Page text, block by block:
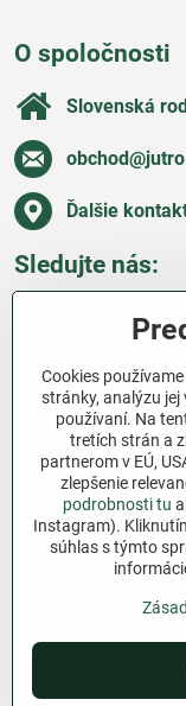
O spoločnosti
Slovenská
Ďalšie
Sledujte nás:
Všetko o
Ďakujeme za
Sme
vďaka vám –
lásku k pôde​.
pokračovať v
Predvoľby
Cookies
stránky, analýzu
používaní. Na
tretích strán a
partnerom v EÚ,
zlepšenie
podrobnosti tu
Instagram).
súhlas s týmto